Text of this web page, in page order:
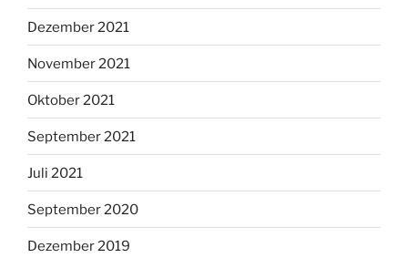
Dezember 2021
November 2021
Oktober 2021
September 2021
Juli 2021
September 2020
Dezember 2019